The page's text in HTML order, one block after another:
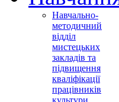
Навчально-
методичний
відділ
мистецьких
закладів та
підвищення
кваліфікації
працівників
культури